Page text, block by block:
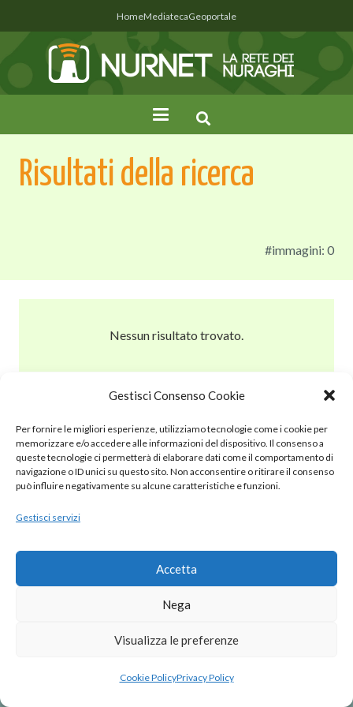
Gestisci Consenso Cookie
Per fornire le migliori esperienze, utilizziamo tecnologie come i cookie per
memorizzare e/o accedere alle informazioni del dispositivo. Il consenso a
queste tecnologie ci permetterà di elaborare dati come il comportamento di
navigazione o ID unici su questo sito. Non acconsentire o ritirare il consenso
può influire negativamente su alcune caratteristiche e funzioni.
Gestisci servizi
Accetta
Nega
Visualizza le preferenze
Cookie PolicyPrivacy Policy
HomeMediatecaGeoportale
Risultati della ricerca
#immagini: 0
Nessun risultato trovato.
antoniopalumbo.it
Cookie Policy (UE)
Privacy Policy